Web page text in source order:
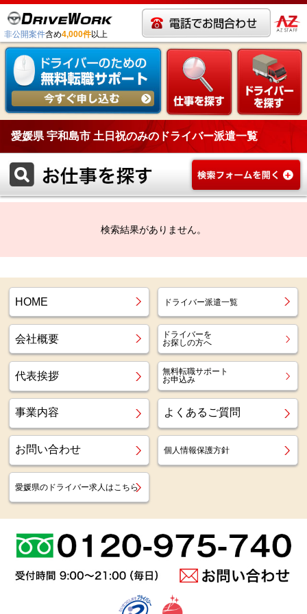
非公開案件含め4,000件以上
愛媛県 宇和島市 土日祝のみのドライバー派遣一覧
検索結果がありません。
HOME ドライバー派遣一覧
会社概要
ドライバーを
お探しの方へ
代表挨拶
無料転職サポート
お申込み
事業内容 よくあるご質問
お問い合わせ 個人情報保護方針
愛媛県のドライバー求人はこちら